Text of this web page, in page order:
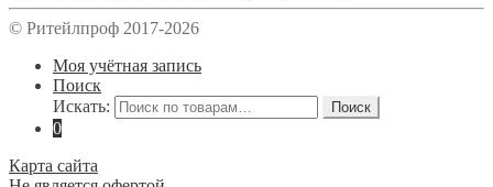
© Ритейлпроф 2017-2026
Моя учётная запись
Поиск
Искать:
Поиск
0
Карта сайта